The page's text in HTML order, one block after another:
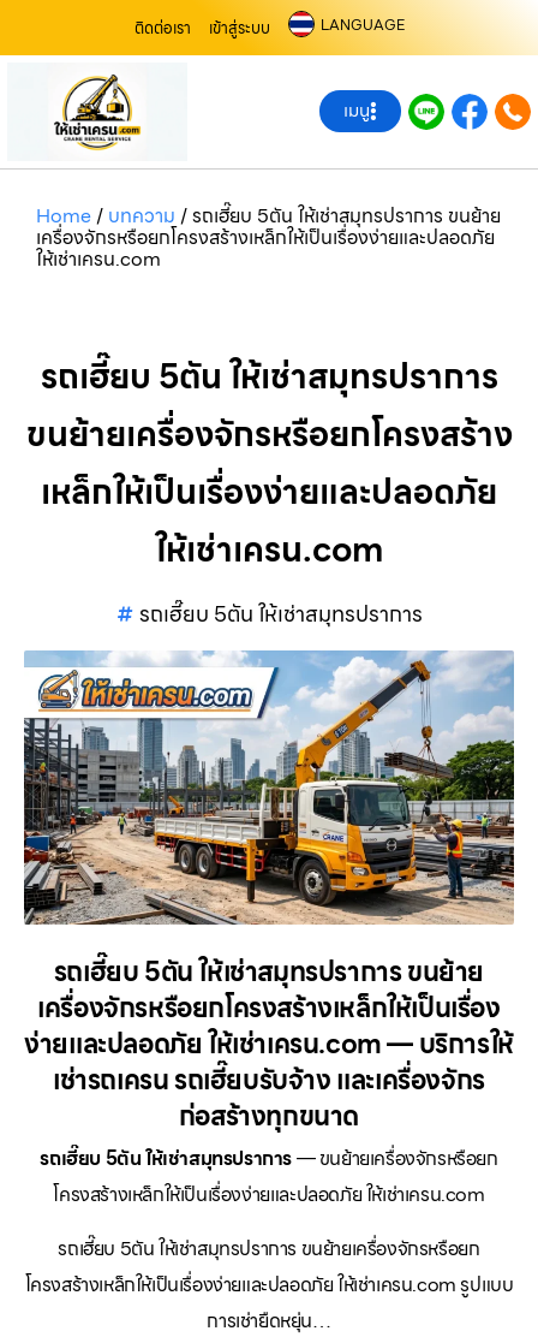
ติดต่อเรา เข้าสู่ระบบ LANGUAGE
เมนู
Home/ บทความ /รถเฮี๊ยบ 5ตัน ให้เช่าสมุทรปราการ ขนย้าย
เครื่องจักรหรือยกโครงสร้างเหล็กให้เป็นเรื่องง่ายและปลอดภัย
ให้เช่าเครน.com
รถเฮี๊ยบ 5ตัน ให้เช่าสมุทรปราการ
ขนย้ายเครื่องจักรหรือยกโครงสร้าง
เหล็กให้เป็นเรื่องง่ายและปลอดภัย
ให้เช่าเครน.com
รถเฮี๊ยบ 5ตัน ให้เช่าสมุทรปราการ
รถเฮี๊ยบ 5ตัน ให้เช่าสมุทรปราการ ขนย้าย
เครื่องจักรหรือยกโครงสร้างเหล็กให้เป็นเรื่อง
ง่ายและปลอดภัย ให้เช่าเครน.com — บริการให้
เช่ารถเครน รถเฮี๊ยบรับจ้าง และเครื่องจักร
ก่อสร้างทุกขนาด
รถเฮี๊ยบ 5ตัน ให้เช่าสมุทรปราการ— ขนย้ายเครื่องจักรหรือยก
โครงสร้างเหล็กให้เป็นเรื่องง่ายและปลอดภัย ให้เช่าเครน.com
รถเฮี๊ยบ 5ตัน ให้เช่าสมุทรปราการ ขนย้ายเครื่องจักรหรือยก
โครงสร้างเหล็กให้เป็นเรื่องง่ายและปลอดภัย ให้เช่าเครน.com รูปแบบ
การเช่ายืดหยุ่น…